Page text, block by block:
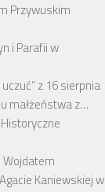
Przywuskim
i Parafii w
z 16 sierpnia
małżeństwa z…
Wojdatem
Kaniewskiej w